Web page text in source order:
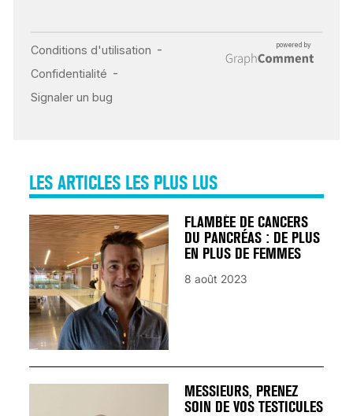
LES ARTICLES LES PLUS LUS
INSUFFISANCE
CARDIAQUE : LES
FLAMBÉE DE CANCERS
DU PANCRÉAS : DE PLUS
EN PLUS DE FEMMES
8 août 2023
MESSIEURS, PRENEZ
SOIN DE VOS TESTICULES